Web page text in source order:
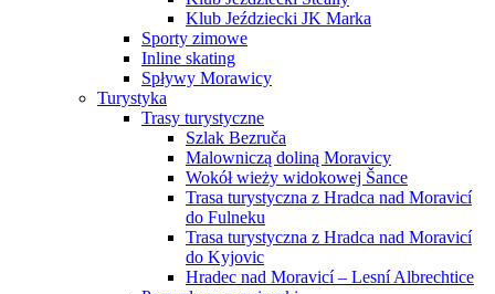
Klub Jeździecki JK Marka
Sporty zimowe
Inline skating
Spływy Morawicy
Turystyka
Trasy turystyczne
Szlak Bezruča
Malowniczą doliną Moravicy
Wokół wieży widokowej Šance
Trasa turystyczna z Hradca nad Moravicí
do Fulneku
Trasa turystyczna z Hradca nad Moravicí
do Kyjovic
Hradec nad Moravicí – Lesní Albrechtice